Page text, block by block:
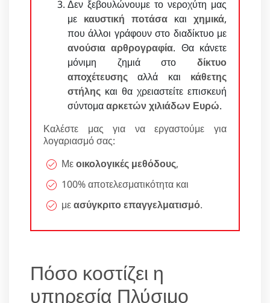
Δεν ξεβουλώνουμε το νεροχύτη μας
με καυστική ποτάσα και χημικά,
που άλλοι γράφουν στο διαδίκτυο με
ανούσια αρθρογραφία. Θα κάνετε
μόνιμη ζημιά στο δίκτυο
αποχέτευσης αλλά και κάθετης
στήλης και θα χρειαστείτε επισκευή
σύντομααρκετών χιλιάδων Ευρώ.
Καλέστε μας για να εργαστούμε για
λογαριασμό σας:
Μεοικολογικές μεθόδους,
100% αποτελεσματικότητα και
μεασύγκριτο επαγγελματισμό.
Πόσο κοστίζει η
υπηρεσία Πλύσιμο